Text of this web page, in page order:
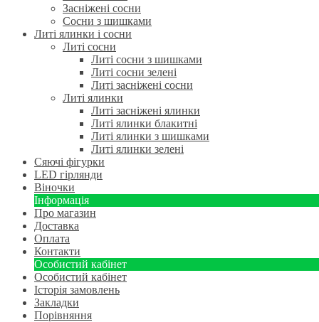
Засніжені сосни
Сосни з шишками
Литі ялинки і сосни
Литі сосни
Литі сосни з шишками
Литі сосни зелені
Литі засніжені сосни
Литі ялинки
Литі засніжені ялинки
Литі ялинки блакитні
Литі ялинки з шишками
Литі ялинки зелені
Сяючі фігурки
LED гірлянди
Віночки
Інформація
Про магазин
Доставка
Оплата
Контакти
Особистий кабінет
Особистий кабінет
Історія замовлень
Закладки
Порівняння